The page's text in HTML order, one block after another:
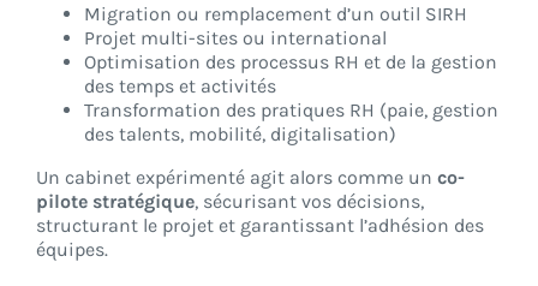
Migration ou remplacement d’un outil SIRH
Projet multi-sites ou international
Optimisation des processus RH et de la gestion
des temps et activités
Transformation des pratiques RH (paie, gestion
des talents, mobilité, digitalisation)
Un cabinet expérimenté agit alors comme un co-
pilote stratégique, sécurisant vos décisions,
structurant le projet et garantissant l’adhésion des
équipes.